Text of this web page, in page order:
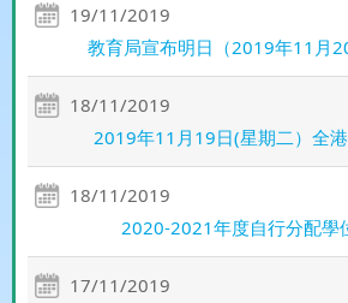
19/11/2019
教育局宣布明日（2019年11月
18/11/2019
2019年11月19日(星期二）全
18/11/2019
2020-2021年度自行分配學
17/11/2019